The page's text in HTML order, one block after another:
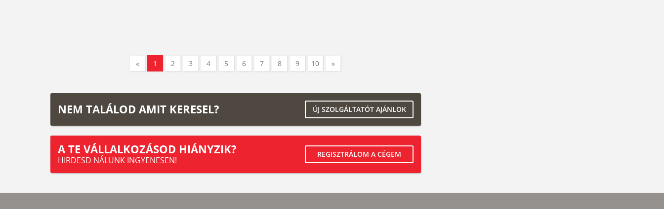
« 1 2 3 4 5 6 7 8 9 10 »
NEM TALÁLOD AMIT KERESEL? ÚJ SZOLGÁLTATÓT AJÁNLOK
A TE VÁLLALKOZÁSOD HIÁNYZIK?
HIRDESD NÁLUNK INGYENESEN!
REGISZTRÁLOM A CÉGEM